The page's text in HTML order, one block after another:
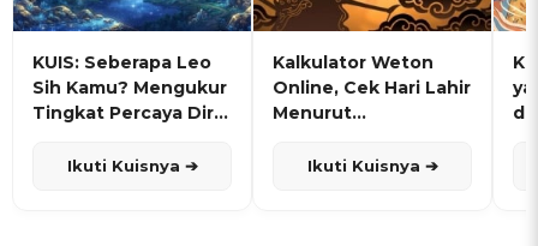
KUIS: Seberapa Leo
Sih Kamu? Mengukur
Tingkat Percaya Diri
Ikuti Kuisnya ➔
Kalkulator Weton
Online, Cek Hari Lahir
Menurut
Ikuti Kuisnya ➔